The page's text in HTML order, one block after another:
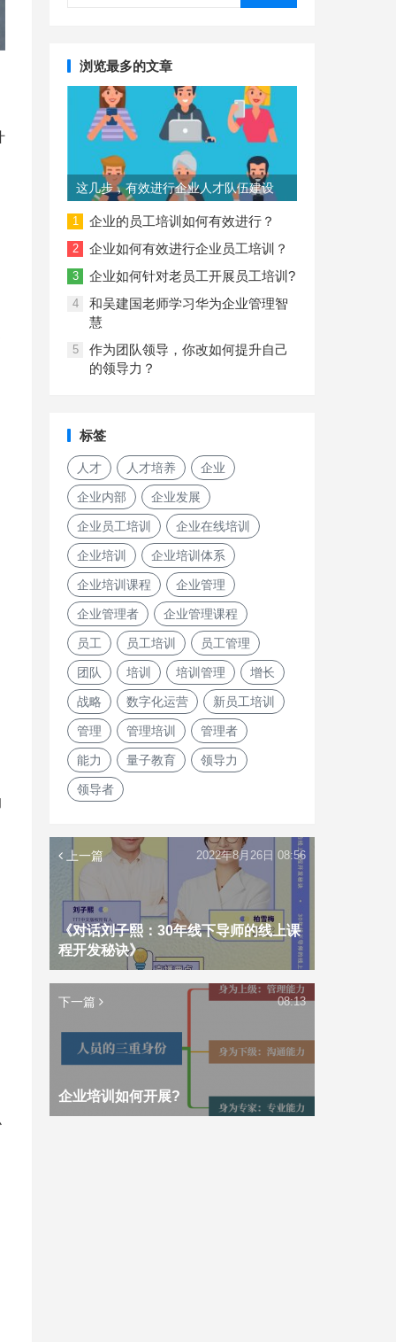
浏览最多的文章
这几步，有效进行企业人才队伍建设
1 企业的员工培训如何有效进行？
2 企业如何有效进行企业员工培训？
3 企业如何针对老员工开展员工培训?
4
和吴建国老师学习华为企业管理智
慧
5
作为团队领导，你改如何提升自己
的领导力？
标签
人才 人才培养 企业
企业内部 企业发展
企业员工培训 企业在线培训
企业培训 企业培训体系
企业培训课程 企业管理
企业管理者 企业管理课程
员工 员工培训 员工管理
团队 培训 培训管理 增长
战略 数字化运营 新员工培训
管理 管理培训 管理者
能力 量子教育 领导力
领导者
上一篇
《对话刘子熙：30年线下导师的线上课
程开发秘诀》
2022年8月26日 08:56
下一篇
企业培训如何开展?
08:13